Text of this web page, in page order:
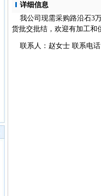
详细信息
我公司现需采购路沿石3
货批交批结，欢迎有加工和
联系人：赵女士 联系电话